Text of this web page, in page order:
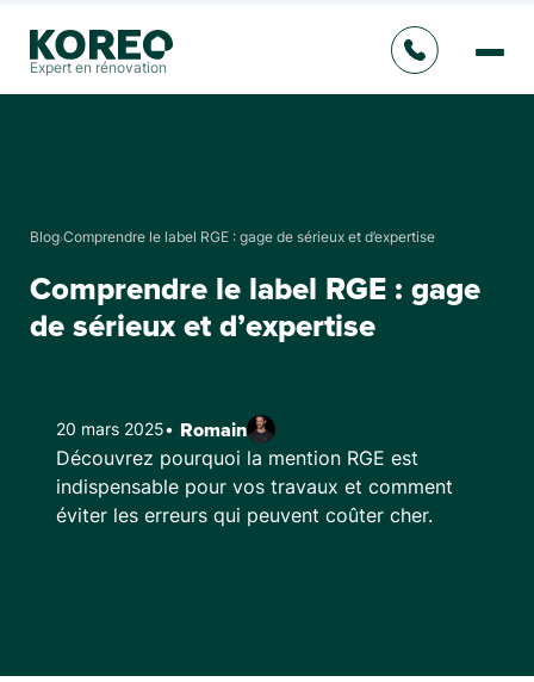
Expert en rénovation
Blog Comprendre le label RGE : gage de sérieux et d’expertise
Comprendre le label RGE : gage
de sérieux et d’expertise
20 mars 2025• Romain
Découvrez pourquoi la mention RGE est
indispensable pour vos travaux et comment
éviter les erreurs qui peuvent coûter cher.